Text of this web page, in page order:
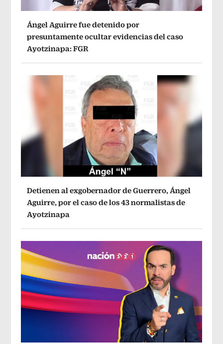
Ángel Aguirre fue detenido por
presuntamente ocultar evidencias del caso
Ayotzinapa: FGR
Detienen al exgobernador de Guerrero, Ángel
Aguirre, por el caso de los 43 normalistas de
Ayotzinapa